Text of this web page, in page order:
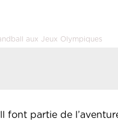
aux Jeux Olympiques
font partie de